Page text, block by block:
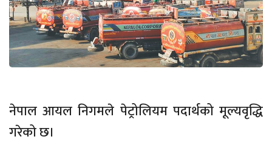
नेपाल आयल निगमले पेट्रोलियम पदार्थको मूल्यवृद्धि
गरेको छ।